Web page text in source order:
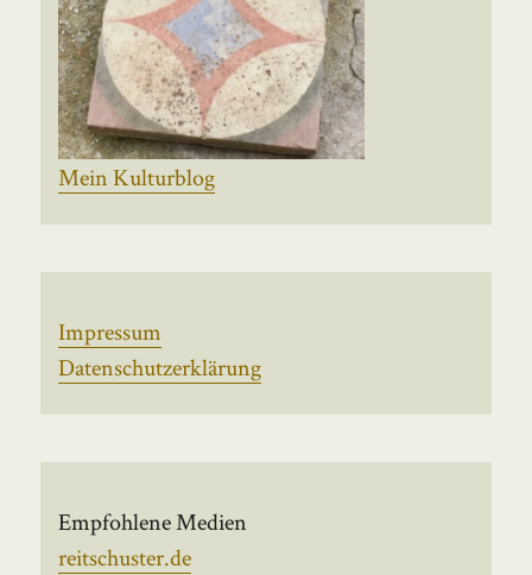
Mein Kulturblog
Impressum
Datenschutzerklärung
Empfohlene Medien
reitschuster.de